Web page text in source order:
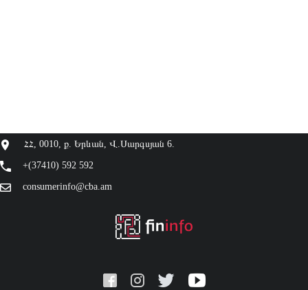
ՀՀ, 0010, ք. Երևան, Վ.Սարգսյան 6.
+(37410) 592 592
consumerinfo@cba.am